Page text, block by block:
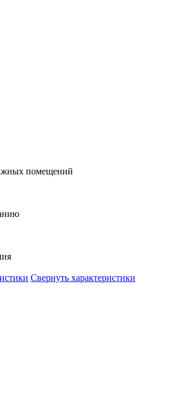
помещений
Свернуть характеристики